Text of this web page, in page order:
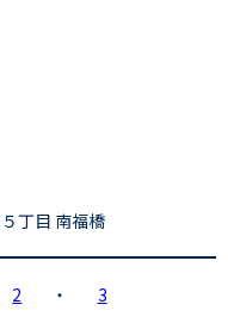
丁目 南福橋
2 ・ 3